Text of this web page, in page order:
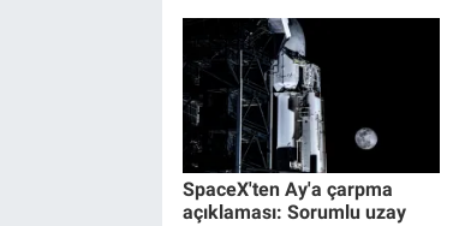
SpaceX'ten Ay'a çarpma
açıklaması: Sorumlu uzay